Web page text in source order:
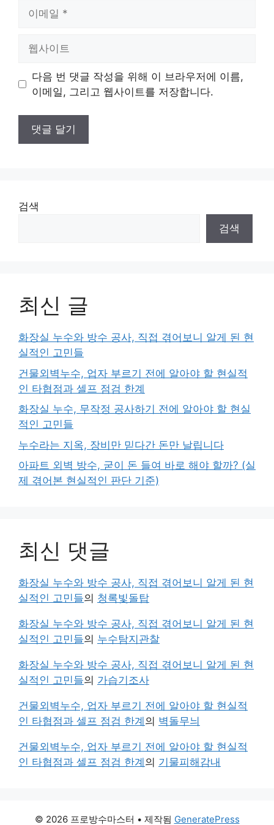
트
다음 번 댓글 작성을 위해 이 브라우저에 이름,
이메일, 그리고 웹사이트를 저장합니다.
검색
검색
최신 글
화장실 누수와 방수 공사, 직접 겪어보니 알게 된 현
실적인 고민들
건물외벽누수, 업자 부르기 전에 알아야 할 현실적
인 타협점과 셀프 점검 한계
화장실 누수, 무작정 공사하기 전에 알아야 할 현실
적인 고민들
누수라는 지옥, 장비만 믿다간 돈만 날립니다
아파트 외벽 방수, 굳이 돈 들여 바로 해야 할까? (실
제 겪어본 현실적인 판단 기준)
최신 댓글
화장실 누수와 방수 공사, 직접 겪어보니 알게 된 현
실적인 고민들의 청록빛돌탑
화장실 누수와 방수 공사, 직접 겪어보니 알게 된 현
실적인 고민들의 누수탐지관찰
화장실 누수와 방수 공사, 직접 겪어보니 알게 된 현
실적인 고민들의 가습기조사
건물외벽누수, 업자 부르기 전에 알아야 할 현실적
인 타협점과 셀프 점검 한계 의 벽돌무늬
건물외벽누수, 업자 부르기 전에 알아야 할 현실적
인 타협점과 셀프 점검 한계 의 기물피해감내
© 2026 프로방수마스터 • 제작됨 GeneratePress